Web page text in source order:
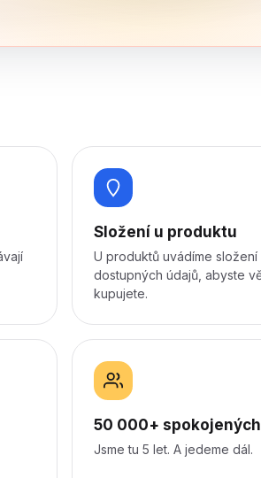
Složení u produktu
U produktů uvádíme
dostupných údajů, abyste
kupujete.
50 000+ spokojených
Jsme tu 5 let. A jedeme dál.